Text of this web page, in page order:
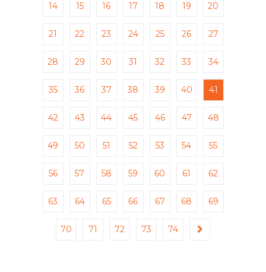
14 15 16 17 18 19 20
21 22 23 24 25 26 27
28 29 30 31 32 33 34
35 36 37 38 39 40 41
42 43 44 45 46 47 48
49 50 51 52 53 54 55
56 57 58 59 60 61 62
63 64 65 66 67 68 69
70 71 72 73 74